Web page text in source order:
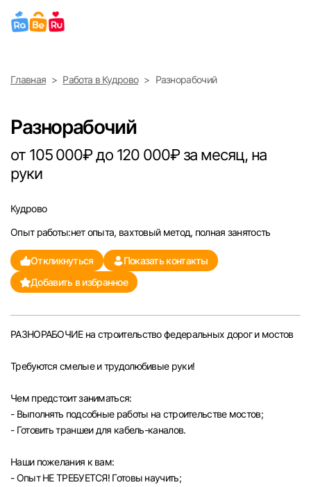
Выберите город
Санкт-Петербург
Ижевск
Саратов
Казань
Челябинск
Пермь
Самара
Волгоград
Главная Работа в Кудрово Разнорабочий
Разнорабочий
от 105 000₽ до 120 000₽ за месяц, на
руки
Кудрово
Опыт работы:нет опыта, вахтовый метод, полная занятость
Откликнуться
Показать контакты
Добавить в избранное
РАЗНОРАБОЧИЕ на строительство федеральных дорог и мостов
Требуются смелые и трудолюбивые руки!
Чем предстоит заниматься:
- Выполнять подсобные работы на строительстве мостов;
- Готовить траншеи для кабель-каналов.
Наши пожелания к вам:
- Опыт НЕ ТРЕБУЕТСЯ! Готовы научить;